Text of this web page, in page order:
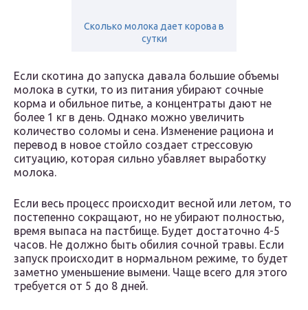
Сколько молока дает корова в
сутки
Если скотина до запуска давала большие объемы
молока в сутки, то из питания убирают сочные
корма и обильное питье, а концентраты дают не
более 1 кг в день. Однако можно увеличить
количество соломы и сена. Изменение рациона и
перевод в новое стойло создает стрессовую
ситуацию, которая сильно убавляет выработку
молока.
Если весь процесс происходит весной или летом, то
постепенно сокращают, но не убирают полностью,
время выпаса на пастбище. Будет достаточно 4-5
часов. Не должно быть обилия сочной травы. Если
запуск происходит в нормальном режиме, то будет
заметно уменьшение вымени. Чаще всего для этого
требуется от 5 до 8 дней.